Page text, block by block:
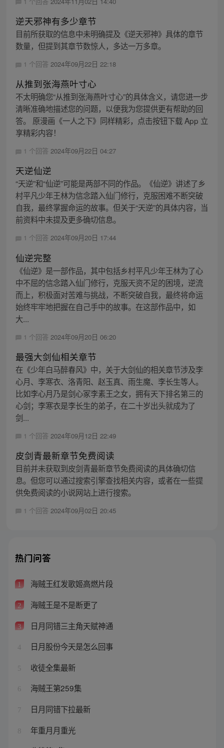
逆天邪神有多少章节
目前所获取的信息中未明确提及《逆天邪神》具体的章节
数量，但提到其章节数惊人，多达一万多章。
1 个回答 2024年09月22日 22:18
从推到张海燕叶寸心
不太明确您“从推到张海燕叶寸心”的具体含义，请您进一步
清晰准确地描述您的问题，以便我为您提供更有帮助的回
答。 原漫画《一人之下》同样精彩，点击按钮下载 App 立
享精彩内容！
1 个回答 2024年09月22日 04:27
天逆仙逆
“天逆”和“仙逆”可能是两部不同的作品。《仙逆》讲述了乡
村平凡少年王林为信念踏入仙门修行，克服困难不断突破
自我，最终掌握命运的故事。但关于“天逆”的具体内容，当
前资料中未提及更多确切信息。
1 个回答 2024年09月20日 17:44
仙逆完整
《仙逆》是一部作品，其中包括乡村平凡少年王林为了心
中不屈的信念踏入仙门修行，克服天资不足的困境，逆流
而上，积极面对苦难与挑战，不断突破自我，最终将命运
始终牢牢地把握在自己手中的故事。在这部作品中，如
大...
1 个回答 2024年09月20日 06:20
最强大剑仙相关章节
在《少年白马醉春风》中，关于大剑仙的相关章节涉及李
心月、李寒衣、洛青阳、赵玉真、雨生魔、李长生等人。
比如李心月乃是剑心冢李素王之女，拥有天下排名第三的
心剑；李寒衣是李长生的弟子，在二十岁出头就成为了
剑...
1 个回答 2024年09月12日 22:49
皮剑青最新章节免费阅读
目前并未获取到皮剑青最新章节免费阅读的具体确切信
息。但您可以通过搜索引擎查找相关内容，或者在一些提
供免费阅读的小说网站上进行搜索。
1 个回答 2024年09月02日 20:45
热门问答
1 海贼王红发歌姬高燃片段
2 海贼王是不是断更了
3 日月同错三主角天赋神通
4 日月股份今天是怎么回事
5 收徒全集最新
6 海贼王第259集
7 日月同错下拉最新
8 年重月月重光